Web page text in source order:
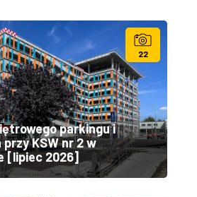
22
parkingu i
KSW nr 2 w
[lipiec 2026]